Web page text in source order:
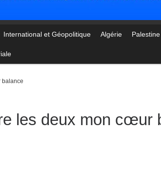
International et Géopolitique Algérie Palestine
balance
les deux mon cœur